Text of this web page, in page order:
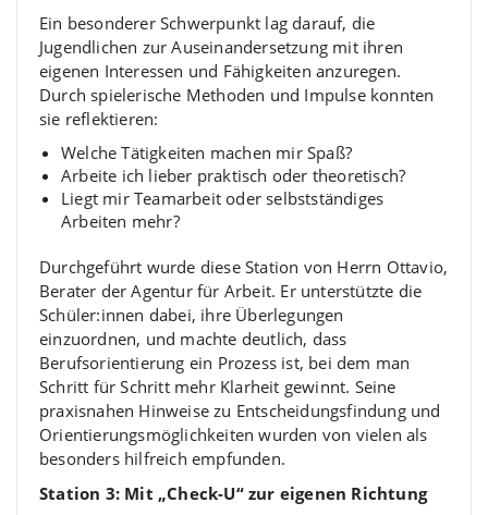
Ein besonderer Schwerpunkt lag darauf, die
Jugendlichen zur Auseinandersetzung mit ihren
eigenen Interessen und Fähigkeiten anzuregen.
Durch spielerische Methoden und Impulse konnten
sie reflektieren:
Welche Tätigkeiten machen mir Spaß?
Arbeite ich lieber praktisch oder theoretisch?
Liegt mir Teamarbeit oder selbstständiges
Arbeiten mehr?
Durchgeführt wurde diese Station von Herrn Ottavio,
Berater der Agentur für Arbeit. Er unterstützte die
Schüler:innen dabei, ihre Überlegungen
einzuordnen, und machte deutlich, dass
Berufsorientierung ein Prozess ist, bei dem man
Schritt für Schritt mehr Klarheit gewinnt. Seine
praxisnahen Hinweise zu Entscheidungsfindung und
Orientierungsmöglichkeiten wurden von vielen als
besonders hilfreich empfunden.
Station 3: Mit „Check-U“ zur eigenen Richtung